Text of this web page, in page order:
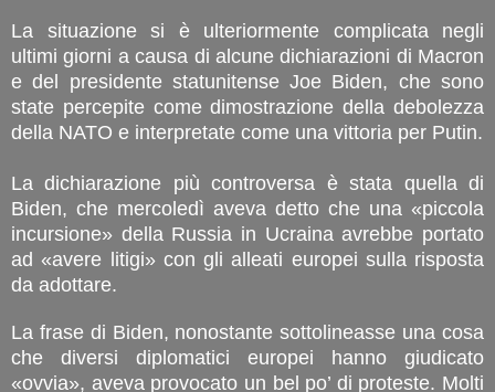
La situazione si è ulteriormente complicata negli
ultimi giorni a causa di alcune dichiarazioni di Macron
e del presidente statunitense Joe Biden, che sono
state percepite come dimostrazione della debolezza
della NATO e interpretate come una vittoria per Putin.
La dichiarazione più controversa è stata quella di
Biden, che mercoledì aveva detto che una «piccola
incursione» della Russia in Ucraina avrebbe portato
ad «avere litigi» con gli alleati europei sulla risposta
da adottare.
La frase di Biden, nonostante sottolineasse una cosa
che diversi diplomatici europei hanno giudicato
«ovvia», aveva provocato un bel po’ di proteste. Molti